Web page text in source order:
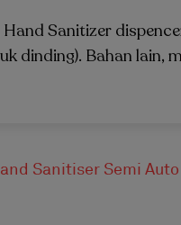
Sanitizer
dinding). Bahan lain,